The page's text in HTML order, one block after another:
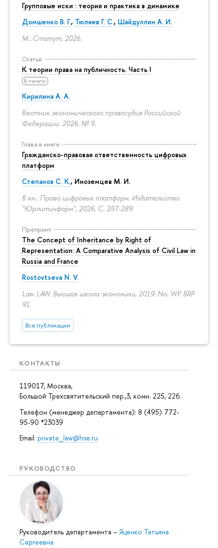
Групповые иски : теория и практика в динамике
Домшенко В. Г., Тюляев Г. С., Шайдуллин А. И.
М.: Статут, 2026.
Статья
К теории права на публичность. Часть I
В печати
Кирилина А. А.
Вестник экономического правосудия Российской
Федерации. 2026. № 9.
Глава в книге
Гражданско-правовая ответственность цифровых
платформ
Степанов С. К., Иноземцев М. И.
В кн.: Право цифровых платформ. Издательство
"Юрлитинформ", 2026. С. 257-289.
Препринт
The Concept of Inheritance by Right of
Representation: A Comparative Analysis of Civil Law in
Russia and France
Rostovtseva N. V.
Law. LAW. Высшая школа экономики, 2019. No. WP BRP
91.
Все публикации
КОНТАКТЫ
119017, Москва,
Большой Трехсвятительский пер.,3, комн. 225, 226.
Телефон (менеджер департамента): 8 (495) 772-
95-90 *23039
Email: private_law@hse.ru
РУКОВОДСТВО
Руководитель департамента – Яценко Татьяна
Сергеевна